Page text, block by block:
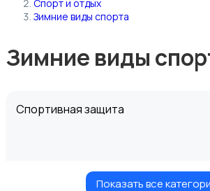
Спорт и отдых
Зимние виды спорта
Зимние виды
Спортивная защита
Показать все